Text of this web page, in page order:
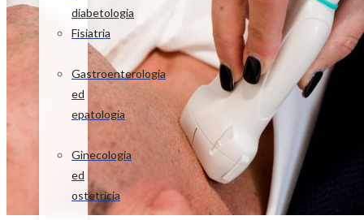
X
diabetologia
Fisiatria
Gastroenterologia
ed
epatologia
Ginecologia
ed
ostetricia